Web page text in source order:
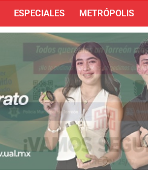
ESPECIALES METRÓPOLIS